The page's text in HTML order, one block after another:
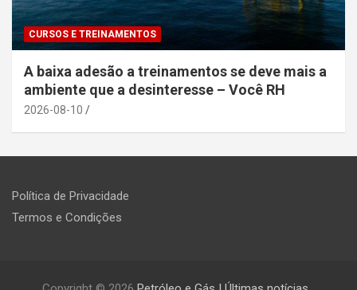
CURSOS E TREINAMENTOS
A baixa adesão a treinamentos se deve mais a
ambiente que a desinteresse – Você RH
2026-08-10
Política de Privacidade
Termos e Condições